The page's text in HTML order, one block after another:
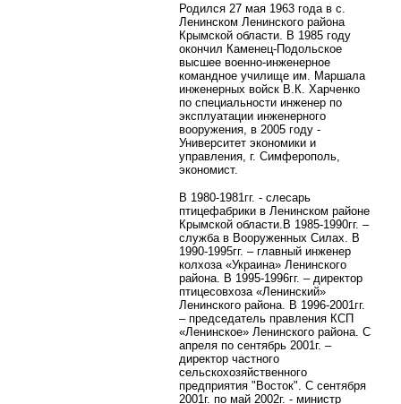
Родился 27 мая 1963 года в с.
Ленинском Ленинского района
Крымской области. В 1985 году
окончил Каменец-Подольское
высшее военно-инженерное
командное училище им. Маршала
инженерных войск В.К. Харченко
по специальности инженер по
эксплуатации инженерного
вооружения, в 2005 году -
Университет экономики и
управления, г. Симферополь,
экономист.
В 1980-1981гг. - слесарь
птицефабрики в Ленинском районе
Крымской области. В 1985-1990гг. –
служба в Вооруженных Силах. В
1990-1995гг. – главный инженер
колхоза «Украина» Ленинского
района. В 1995-1996гг. – директор
птицесовхоза «Ленинский»
Ленинского района. В 1996-2001гг.
– председатель правления КСП
«Ленинское» Ленинского района. С
апреля по сентябрь 2001г. –
директор частного
сельскохозяйственного
предприятия "Восток". С сентября
2001г. по май 2002г. - министр